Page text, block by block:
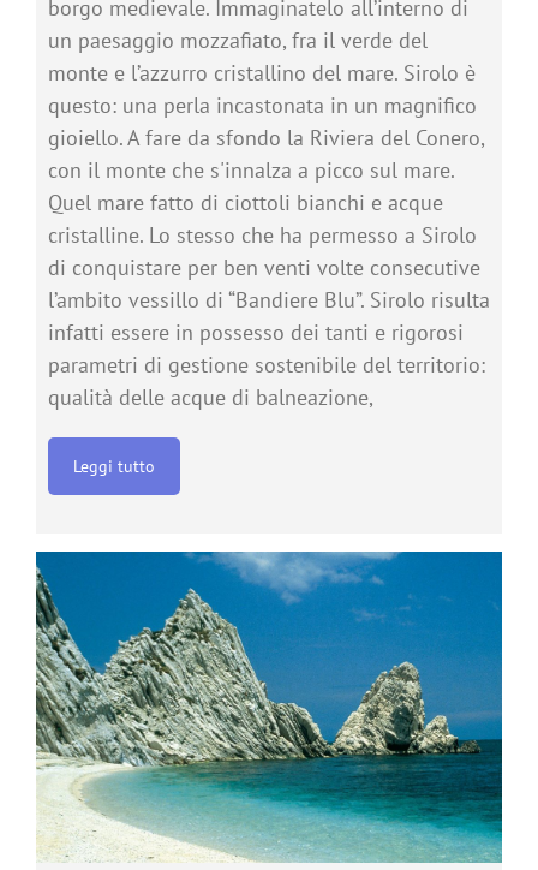
borgo medievale. Immaginatelo all’interno di
un paesaggio mozzafiato, fra il verde del
monte e l’azzurro cristallino del mare. Sirolo è
questo: una perla incastonata in un magnifico
gioiello. A fare da sfondo la Riviera del Conero,
con il monte che s'innalza a picco sul mare.
Quel mare fatto di ciottoli bianchi e acque
cristalline. Lo stesso che ha permesso a Sirolo
di conquistare per ben venti volte consecutive
l’ambito vessillo di “Bandiere Blu”. Sirolo risulta
infatti essere in possesso dei tanti e rigorosi
parametri di gestione sostenibile del territorio:
qualità delle acque di balneazione,
Leggi tutto